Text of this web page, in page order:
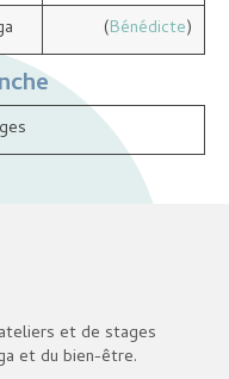
(Bénédicte)
et de stages
et du bien-être.